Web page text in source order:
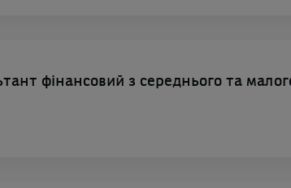
фінансовий з середнього та